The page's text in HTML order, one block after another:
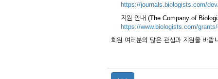
https://journals.biologists.com/
지원 안내 (The Company of
https://www.biologists.com/
회원 여러분의 많은 관심과 지원을 바랍